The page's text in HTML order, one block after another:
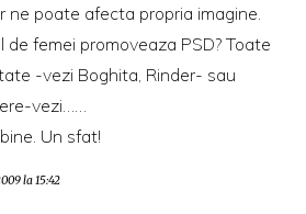
ne poate afecta propria imagine.
de femei promoveaza PSD? Toate
-vezi Boghita, Rinder- sau
vezi……
Un sfat!
la 15:42